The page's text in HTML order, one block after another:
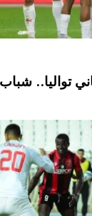
تواليا..